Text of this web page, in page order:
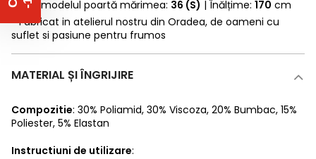
* Fotomodelul poartă mărimea: 36 (S) | Înălțime: 170 cm
* Fabricat in atelierul nostru din Oradea, de oameni cu
suflet si pasiune pentru frumos
MATERIAL ȘI ÎNGRIJIRE
Compozitie: 30% Poliamid, 30% Viscoza, 20% Bumbac, 15%
Poliester, 5% Elastan
Instructiuni de utilizare: